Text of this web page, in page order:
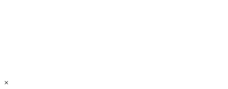
×